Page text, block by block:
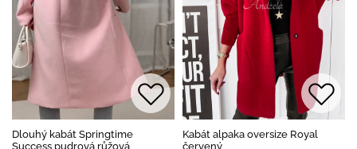
Dlouhý kabát Springtime
Success pudrová růžová
Kabát alpaka oversize Royal
červený